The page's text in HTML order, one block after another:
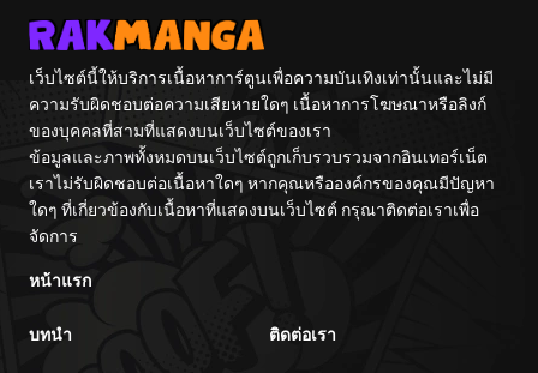
เว็บไซต์นี้ให้บริการเนื้อหาการ์ตูนเพื่อความบันเทิงเท่านั้นและไม่มี
ความรับผิดชอบต่อความเสียหายใดๆ เนื้อหาการโฆษณาหรือลิงก์
ของบุคคลที่สามที่แสดงบนเว็บไซต์ของเรา
ข้อมูลและภาพทั้งหมดบนเว็บไซต์ถูกเก็บรวบรวมจากอินเทอร์เน็ต
เราไม่รับผิดชอบต่อเนื้อหาใดๆ หากคุณหรือองค์กรของคุณมีปัญหา
ใดๆ ที่เกี่ยวข้องกับเนื้อหาที่แสดงบนเว็บไซต์ กรุณาติดต่อเราเพื่อ
จัดการ
หน้าแรก
บทนำ ติดต่อเรา